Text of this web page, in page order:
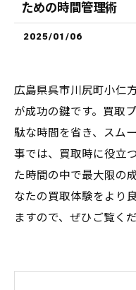
ための時間管理術
2025/01/06
広島県呉市川尻町小仁
が成功の鍵です。買取
駄な時間を省き、スム
事では、買取時に役立
た時間の中で最大限の
なたの買取体験をより
ますので、ぜひご覧くだ